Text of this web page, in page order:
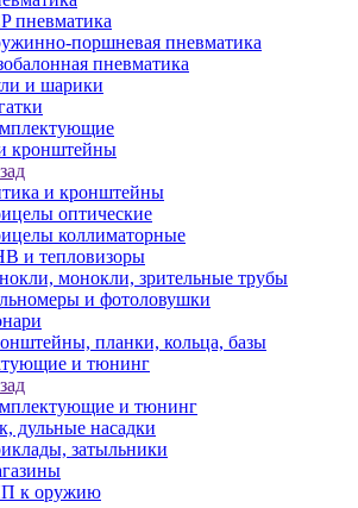
пневматика
поршневая пневматика
пневматика
и шарики
кронштейны
и кронштейны
оптические
коллиматорные
и тепловизоры
монокли, зрительные трубы
и фотоловушки
планки, кольца, базы
и тюнинг
и тюнинг
дульные насадки
затыльники
к оружию